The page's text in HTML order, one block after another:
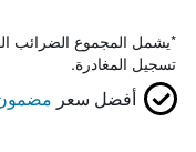
*يشمل المجموع الضرائب
تسجيل المغادرة.
أفضل سعر